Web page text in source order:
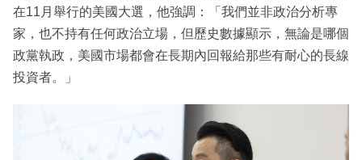
在11月舉行的美國大選，他強調：「我們並非政治分析專
家，也不持有任何政治立場，但歷史數據顯示，無論是哪個
政黨執政，美國市場都會在長期內回報給那些有耐心的長線
投資者。」